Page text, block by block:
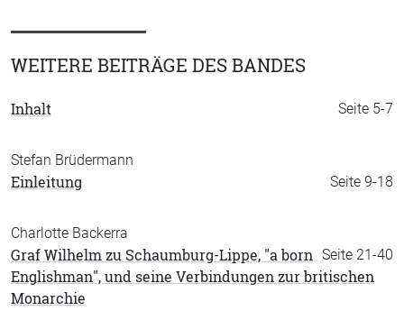
WEITERE BEITRÄGE DES BANDES
Seite 5-7
Inhalt
Stefan Brüdermann
Seite 9-18
Einleitung
Charlotte Backerra
Seite 21-40
Graf Wilhelm zu Schaumburg-Lippe, "a born
Englishman", und seine Verbindungen zur britischen
Monarchie